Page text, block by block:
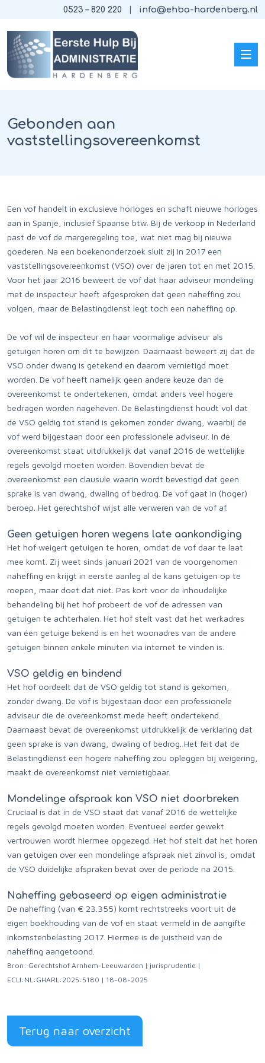
0523 – 820 220 info@ehba-hardenberg.nl
Gebonden aan
vaststellingsovereenkomst
Een vof handelt in exclusieve horloges en schaft nieuwe horloges
aan in Spanje, inclusief Spaanse btw. Bij de verkoop in Nederland
past de vof de margeregeling toe, wat niet mag bij nieuwe
goederen. Na een boekenonderzoek sluit zij in 2017 een
vaststellingsovereenkomst (VSO) over de jaren tot en met 2015.
Voor het jaar 2016 beweert de vof dat haar adviseur mondeling
met de inspecteur heeft afgesproken dat geen naheffing zou
volgen, maar de Belastingdienst legt toch een naheffing op.
De vof wil de inspecteur en haar voormalige adviseur als
getuigen horen om dit te bewijzen. Daarnaast beweert zij dat de
VSO onder dwang is getekend en daarom vernietigd moet
worden. De vof heeft namelijk geen andere keuze dan de
overeenkomst te ondertekenen, omdat anders veel hogere
bedragen worden nageheven. De Belastingdienst houdt vol dat
de VSO geldig tot stand is gekomen zonder dwang, waarbij de
vof werd bijgestaan door een professionele adviseur. In de
overeenkomst staat uitdrukkelijk dat vanaf 2016 de wettelijke
regels gevolgd moeten worden. Bovendien bevat de
overeenkomst een clausule waarin wordt bevestigd dat geen
sprake is van dwang, dwaling of bedrog. De vof gaat in (hoger)
beroep. Het gerechtshof wijst alle verweren van de vof af.
Geen getuigen horen wegens late aankondiging
Het hof weigert getuigen te horen, omdat de vof daar te laat
mee komt. Zij weet sinds januari 2021 van de voorgenomen
naheffing en krijgt in eerste aanleg al de kans getuigen op te
roepen, maar doet dat niet. Pas kort voor de inhoudelijke
behandeling bij het hof probeert de vof de adressen van
getuigen te achterhalen. Het hof stelt vast dat het werkadres
van één getuige bekend is en het woonadres van de andere
getuigen binnen enkele minuten via internet te vinden is.
VSO geldig en bindend
Het hof oordeelt dat de VSO geldig tot stand is gekomen,
zonder dwang. De vof is bijgestaan door een professionele
adviseur die de overeenkomst mede heeft ondertekend.
Daarnaast bevat de overeenkomst uitdrukkelijk de verklaring dat
geen sprake is van dwang, dwaling of bedrog. Het feit dat de
Belastingdienst een hogere naheffing zou opleggen bij weigering,
maakt de overeenkomst niet vernietigbaar.
Mondelinge afspraak kan VSO niet doorbreken
Cruciaal is dat in de VSO staat dat vanaf 2016 de wettelijke
regels gevolgd moeten worden. Eventueel eerder gewekt
vertrouwen wordt hiermee opgezegd. Het hof stelt dat het horen
van getuigen over een mondelinge afspraak niet zinvol is, omdat
de VSO duidelijke afspraken bevat over de periode na 2015.
Naheffing gebaseerd op eigen administratie
De naheffing (van € 23.355) komt rechtstreeks voort uit de
eigen boekhouding van de vof en staat vermeld in de aangifte
inkomstenbelasting 2017. Hiermee is de juistheid van de
naheffing aangetoond.
Bron: Gerechtshof Arnhem-Leeuwarden | jurisprudentie |
ECLI:NL:GHARL:2025:5180 | 18-08-2025
Terug naar overzicht